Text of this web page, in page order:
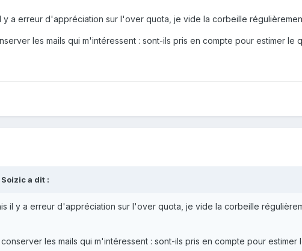
y a erreur d'appréciation sur l'over quota, je vide la corbeille
les mails qui m'intéressent : sont-ils pris en compte pour estimer le
Soizica dit :
il y a erreur d'appréciation sur l'over quota, je vide la corbeille
les mails qui m'intéressent : sont-ils pris en compte pour estimer